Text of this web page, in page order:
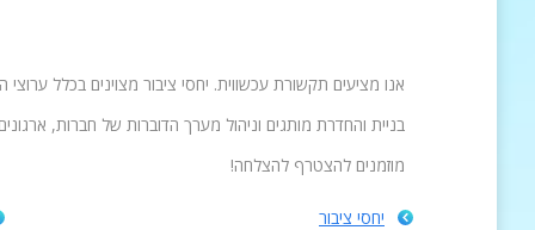
אנו מציעים תקשורת עכשווית. יחסי ציבור מצוינים בכלל
בניית והחדרת מותגים וניהול מערך הדוברות של חברות,
מוזמנים להצטרף להצלחה!
יחסי ציבור